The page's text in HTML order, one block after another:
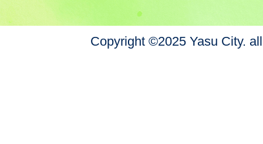
Copyright ©2025 Yasu City.